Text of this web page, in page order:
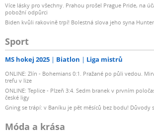
Více lásky pro všechny. Prahou prošel Prague Pride, na
pobožní odpůrci
Biden kvůli rakovině trpí! Bolestná slova jeho syna
Sport
MS hokej 2025 Biatlon Liga mistrů
ONLINE: Zlín - Bohemians 0:1. Pražané po půli vedou.
trefu v lize
ONLINE: Teplice - Plzeň 3:4. Sedm branek v prvním
české ligy
Gning se trápí: v Baníku je pět měsíců bez bodu! Důvody
Móda a krása